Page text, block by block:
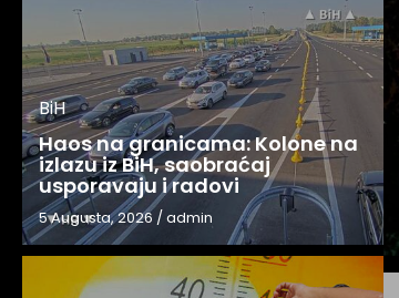
BiH
Haos na granicama: Kolone na
izlazu iz BiH, saobraćaj
usporavaju i radovi
5 Augusta, 2026 /admin